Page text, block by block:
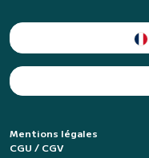
Mentions légales
CGU / CGV